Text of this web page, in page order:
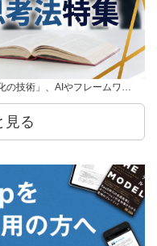
の技術」、AIやフレームワ…
見る